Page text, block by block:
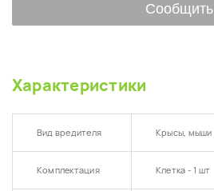
Сообщить
Характеристики
Вид вредителя Крысы, мыши
Комплектация Клетка - 1 шт